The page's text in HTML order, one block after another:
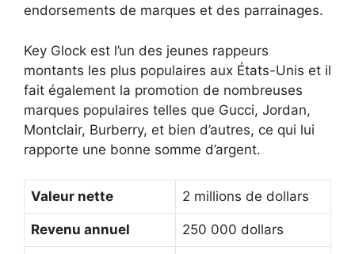
endorsements de marques et des parrainages.
Key Glock est l’un des jeunes rappeurs
montants les plus populaires aux États-Unis et il
fait également la promotion de nombreuses
marques populaires telles que Gucci, Jordan,
Montclair, Burberry, et bien d’autres, ce qui lui
rapporte une bonne somme d’argent.
Valeur nette 2 millions de dollars
Revenu annuel 250 000 dollars